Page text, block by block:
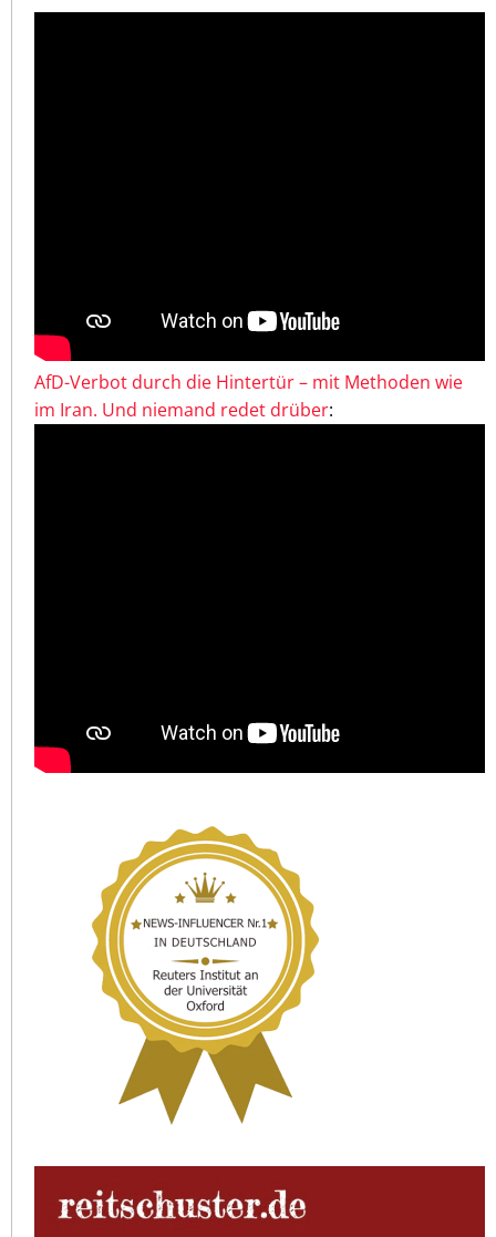
AfD-Verbot durch die Hintertür – mit Methoden wie
im Iran. Und niemand redet drüber: